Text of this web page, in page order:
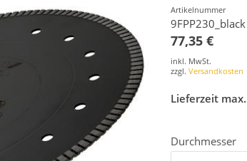
Artikelnummer
9FPP230_black
77,35 €
inkl. MwSt.
zzgl. Versandkosten
Lieferzeit
Durchmesser